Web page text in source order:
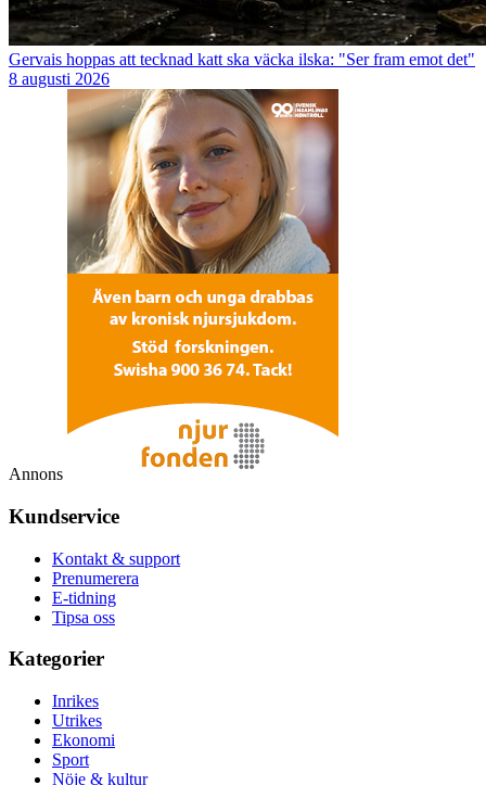
Gervais hoppas att tecknad katt ska väcka ilska: "Ser fram emot det"
8 augusti 2026
Annons
Kundservice
Kontakt & support
Prenumerera
E-tidning
Tipsa oss
Kategorier
Inrikes
Utrikes
Ekonomi
Sport
Nöje & kultur